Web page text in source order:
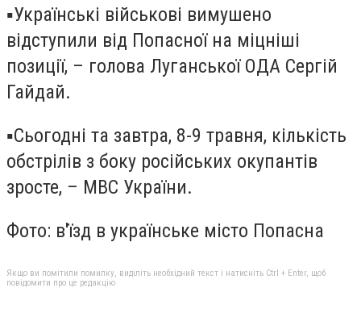
▪️Українські військові вимушено
відступили від Попасної на міцніші
позиції, – голова Луганської ОДА Сергій
Гайдай.
▪️Сьогодні та завтра, 8-9 травня, кількість
обстрілів з боку російських окупантів
зросте, – МВС України.
Фото: в'їзд в українське місто Попасна
Якщо ви помітили помилку, виділіть необхідний текст і натисніть Ctrl + Enter, щоб
повідомити про це редакцію